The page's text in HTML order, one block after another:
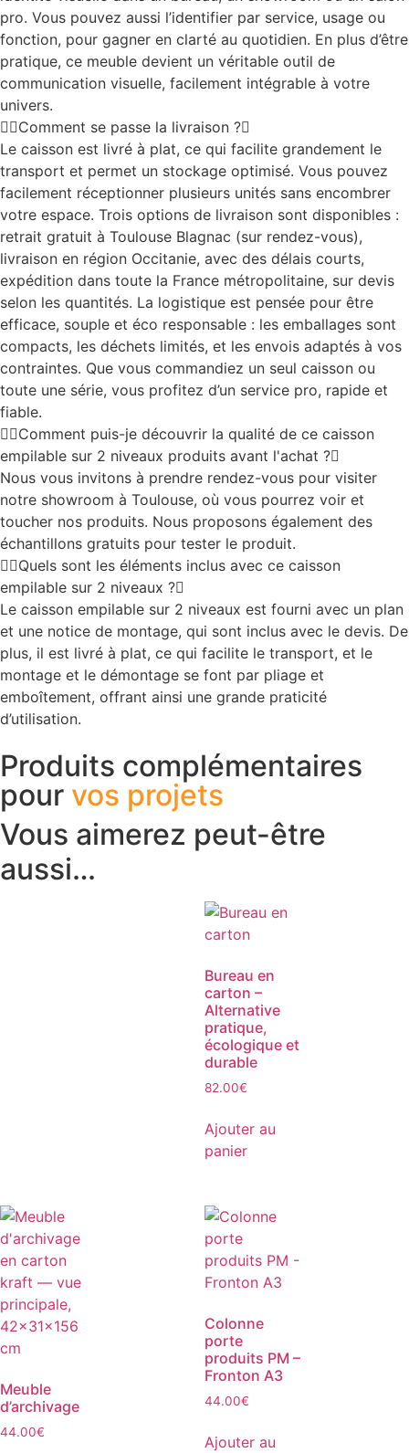
pro. Vous pouvez aussi l’identifier par service, usage ou
fonction, pour gagner en clarté au quotidien. En plus d’être
pratique, ce meuble devient un véritable outil de
communication visuelle, facilement intégrable à votre
univers.
Comment se passe la livraison ?
Le caisson est livré à plat, ce qui facilite grandement le
transport et permet un stockage optimisé. Vous pouvez
facilement réceptionner plusieurs unités sans encombrer
votre espace. Trois options de livraison sont disponibles :
retrait gratuit à Toulouse Blagnac (sur rendez-vous),
livraison en région Occitanie, avec des délais courts,
expédition dans toute la France métropolitaine, sur devis
selon les quantités. La logistique est pensée pour être
efficace, souple et éco responsable : les emballages sont
compacts, les déchets limités, et les envois adaptés à vos
contraintes. Que vous commandiez un seul caisson ou
toute une série, vous profitez d’un service pro, rapide et
fiable.
Comment puis-je découvrir la qualité de ce caisson
empilable sur 2 niveaux produits avant l'achat ?
Nous vous invitons à prendre rendez-vous pour visiter
notre showroom à Toulouse, où vous pourrez voir et
toucher nos produits. Nous proposons également des
échantillons gratuits pour tester le produit.
Quels sont les éléments inclus avec ce caisson
empilable sur 2 niveaux ?
Le caisson empilable sur 2 niveaux est fourni avec un plan
et une notice de montage, qui sont inclus avec le devis. De
plus, il est livré à plat, ce qui facilite le transport, et le
montage et le démontage se font par pliage et
emboîtement, offrant ainsi une grande praticité
d’utilisation.
Produits complémentaires
pour vos projets
Vous aimerez peut-être
aussi…
Bureau en
carton –
Alternative
pratique,
écologique et
durable
82.00€
Ajouter au
panier
Meuble
d’archivage
44.00€
Colonne
porte
produits PM –
Fronton A3
44.00€
Ajouter au